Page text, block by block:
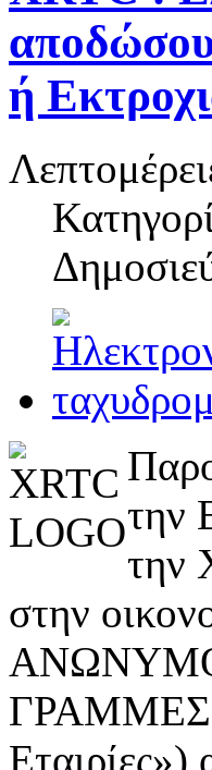
ή
την
την
στην
ΓΡΑΜΜΕΣ
Εταιρίες»)